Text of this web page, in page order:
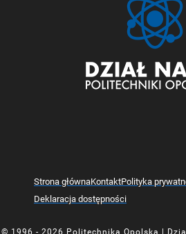
Strona głównaKontaktPolityka
Deklaracja dostępności
© 1996 - 2026 Politechnika Opolska |